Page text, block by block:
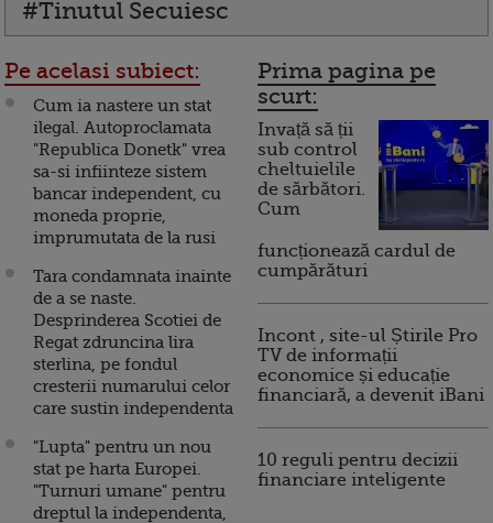
#Tinutul Secuiesc
Pe acelasi subiect:
Cum ia nastere un stat
ilegal. Autoproclamata
"Republica Donetk" vrea
sa-si infiinteze sistem
bancar independent, cu
moneda proprie,
imprumutata de la rusi
Tara condamnata inainte
de a se naste.
Desprinderea Scotiei de
Regat zdruncina lira
sterlina, pe fondul
cresterii numarului celor
care sustin independenta
"Lupta" pentru un nou
stat pe harta Europei.
"Turnuri umane" pentru
dreptul la independenta,
Prima pagina pe
scurt:
Invață să ții
sub control
cheltuielile
de sărbători.
Cum
funcționează cardul de
cumpărături
Incont , site-ul Știrile Pro
TV de informații
economice și educație
financiară, a devenit iBani
10 reguli pentru decizii
financiare inteligente